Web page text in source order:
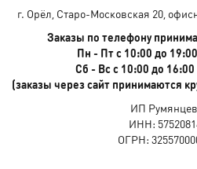
г. Орёл, Старо-Московская 20,
Заказы по телефону
Пн - Пт с 10:00 до 19:00
Сб - Вс с 10:00 до 16:00
(заказы через сайт принимаются
ИП
ИНН:
ОГРН: